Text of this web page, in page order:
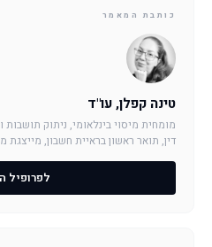
כותבת המאמר
טינה קפלן, עו"ד
מומחית מיסוי בינלאומי, ניתוק תושבות
דין, תואר ראשון בראיית חשבון,
לפרופיל